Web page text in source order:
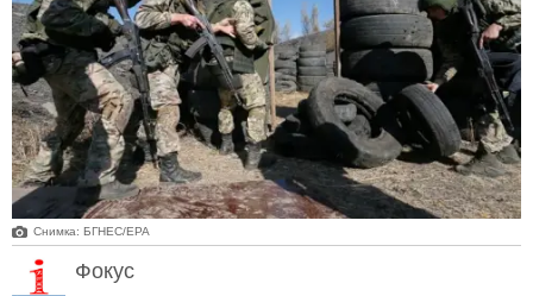
Снимка: БГНЕС/ЕРА
Фокус